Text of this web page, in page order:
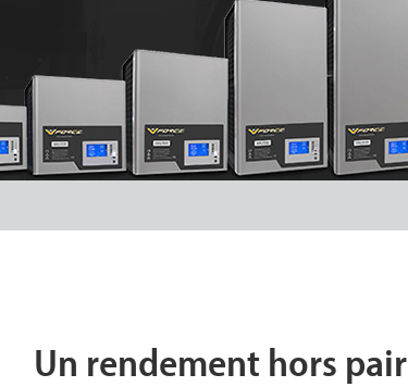
Un rendement hors pair